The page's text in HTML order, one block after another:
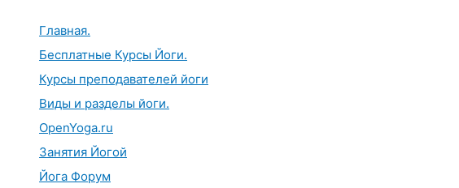
Главная.
Бесплатные Курсы Йоги.
Курсы преподавателей йоги
Виды и разделы йоги.
OpenYoga.ru
Занятия Йогой
Йога Форум